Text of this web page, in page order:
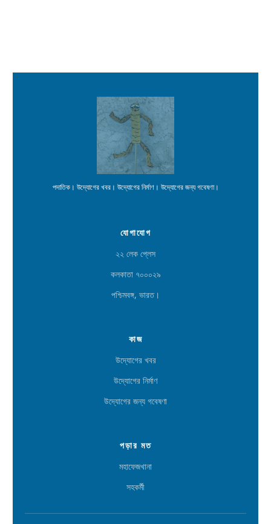
পদাতিক। উদ্যোগের খবর। উদ্যোগের নির্মাণ। উদ্যোগের জন্য গবেষণা।
যোগাযোগ
২২ লেক প্লেস
কলকাতা ৭০০০২৯
পশ্চিমবঙ্গ, ভারত।
কাজ
উদ্যোগের খবর
উদ্যোগের নির্মাণ
উদ্যোগের জন্য গবেষণা
পড়ার মত
মহাফেজখানা
সহকর্মী